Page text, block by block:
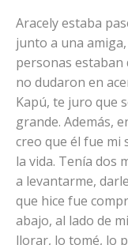
Aracely estaba
junto a una
personas
no dudaron en
Kapú, te juro que
grande. Además,
creo que él fue mi
la vida. Tenía dos
a levantarme,
que hice fue
abajo, al lado de
llorar, lo tomé, lo